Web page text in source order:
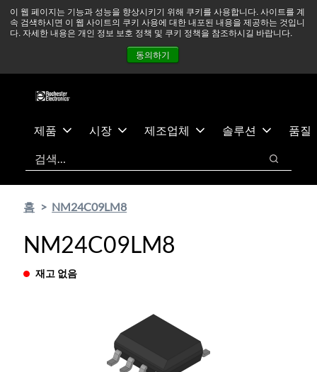
이 웹 페이지는 기능과 성능을 향상시키기 위해 쿠키를 사용합니다. 사이트를 계
속 검색하시면 이 웹 사이트의 쿠키 사용에 대한 내포된 내용을 제공하는 것입니
다. 자세한 내용은 개인 정보 보호 정책 및 쿠키 정책을 참조하시길 바랍니다.
동의하기
츠
건
중동 지역 상황을 지속적으로 주시하고 있으며, 모든 서비스는
정상적으로 운영되고 있습니다. 더 읽어보기 →
뉴스
문의하기
제품 시장 제조업체 솔루션
품질
검색
검색
홈 NM24C09LM8
NM24C09LM8
재고 없음